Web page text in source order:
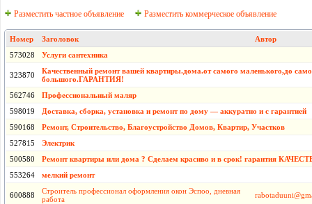
Разместить частное объявление Разместить коммерческое объявление
Номер Заголовок
Автор
573028
Услуги сантехника
323870
Качественный ремонт вашей квартиры.дома.от самого маленького,до
большого.ГАРАНТИЯ!
562746
Профессиональный маляр
598019
Доставка, сборка, установка и ремонт по дому — аккуратно и с гарантией
590168
Ремонт, Строительство, Благоустройство Домов, Квартир, Участков
527815
Электрик
500580
Ремонт квартиры или дома ? Сделаем красиво и в срок! гарантия
553264
мелкий ремонт
600888
Строитель профессионал оформления окон Эспоо, дневная
работа